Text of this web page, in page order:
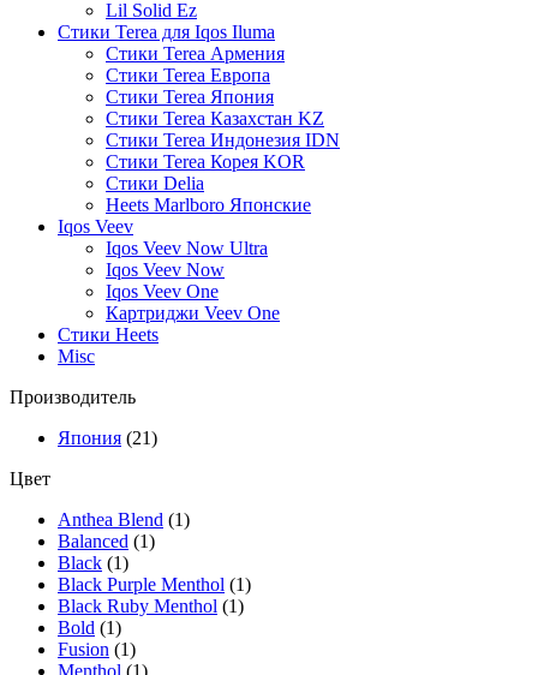
Lil Solid Ez
Стики Terea для Iqos Iluma
Стики Terea Армения
Cтики Terea Европа
Стики Terea Япония
Стики Terea Казахстан KZ
Стики Terea Индонезия IDN
Стики Terea Корея KOR
Стики Delia
Heets Marlboro Японские
Iqos Veev
Iqos Veev Now Ultra
Iqos Veev Now
Iqos Veev One
Картриджи Veev One
Стики Heets
Misc
Производитель
Япония (21)
Цвет
Anthea Blend (1)
Balanced (1)
Black (1)
Black Purple Menthol (1)
Black Ruby Menthol (1)
Bold (1)
Fusion (1)
Menthol (1)